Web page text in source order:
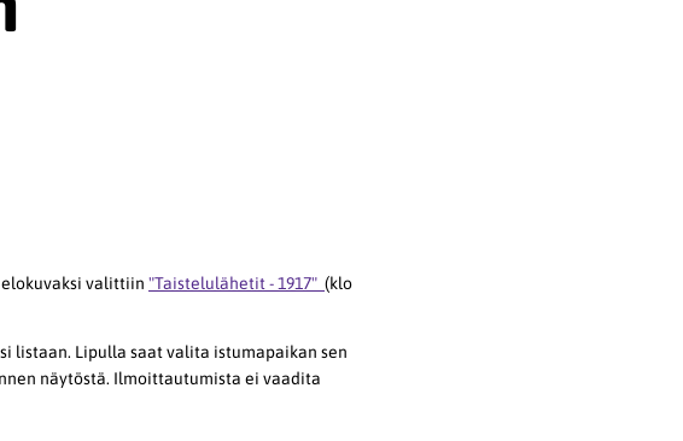
elokuvaksi valittiin "Taistelulähetit - 1917" (klo
listaan. Lipulla saat valita istumapaikan sen
näytöstä. Ilmoittautumista ei vaadita